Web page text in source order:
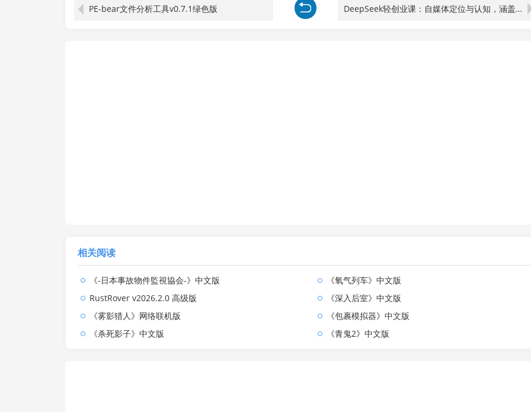
PE-bear文件分析工具v0.7.1绿色版 DeepSeek轻创业课：自媒体定位与认知，涵盖图书博主、AI应用等多方面内容
相关阅读
《-日本事故物件監視協会-》中文版
《氧气列车》中文版
RustRover v2026.2.0 高级版
《深入后室》中文版
《雾影猎人》网络联机版
《包裹模拟器》中文版
《杀死影子》中文版
《青鬼2》中文版